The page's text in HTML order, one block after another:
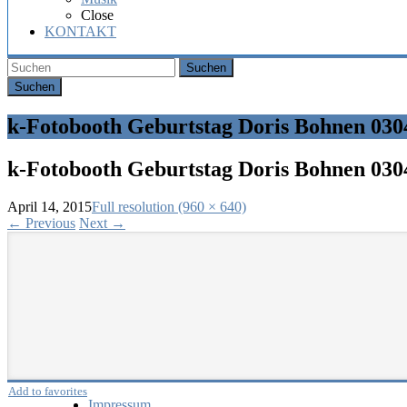
Geburtstag
oder
Firmenfeier.
Close
KONTAKT
Suchen
k-Fotobooth Geburtstag Doris Bohnen
k-Fotobooth Geburtstag Doris Bohnen
April 14, 2015Full resolution (960 × 640)
← Previous Next →
Add to favorites